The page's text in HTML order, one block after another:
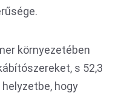
környezetében
s 52,3
hogy